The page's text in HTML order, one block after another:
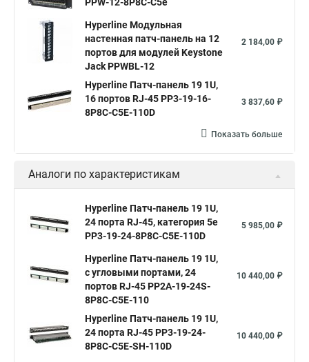
Hyperline Модульная
настенная патч-панель на 12
портов для модулей Keystone
Jack PPWBL-12
2 184,00 ₽
Hyperline Патч-панель 19 1U,
16 портов RJ-45 PP3-19-16-
8P8C-C5E-110D
3 837,60 ₽
Показать больше
Аналоги по характеристикам
Hyperline Патч-панель 19 1U,
24 порта RJ-45, категория 5e
PP3-19-24-8P8C-C5E-110D
5 985,00 ₽
Hyperline Патч-панель 19 1U,
с угловыми портами, 24
портов RJ-45 PP2A-19-24S-
8P8C-C5E-110
10 440,00 ₽
Hyperline Патч-панель 19 1U,
24 порта RJ-45 PP3-19-24-
8P8C-C5E-SH-110D
10 440,00 ₽